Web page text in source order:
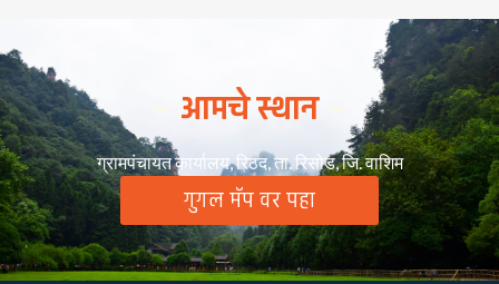
आमचे स्थान
ग्रामपंचायत कार्यालय, रिठद, ता. रिसोड, जि. वाशिम
गुगल मॅप वर पहा